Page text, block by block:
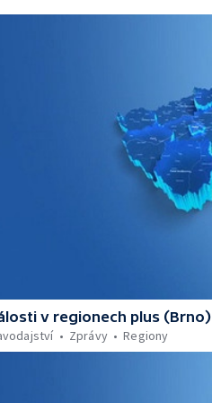
v regionech plus (Brno)
Zprávy Regiony